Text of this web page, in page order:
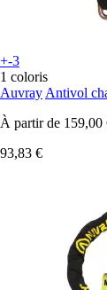
+-3
1 coloris
Auvray Antivol
À partir de 159,00
93,83 €